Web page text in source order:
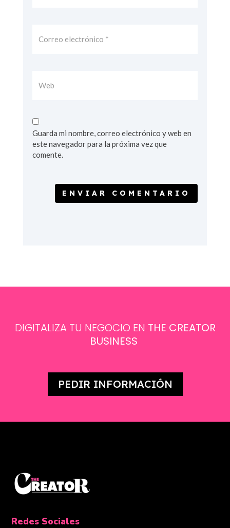
Guarda mi nombre, correo electrónico y web en
este navegador para la próxima vez que
comente.
ENVIAR COMENTARIO
DIGITALIZA TU NEGOCIO EN THE CREATOR
BUSINESS
PEDIR INFORMACIÓN
Redes Sociales